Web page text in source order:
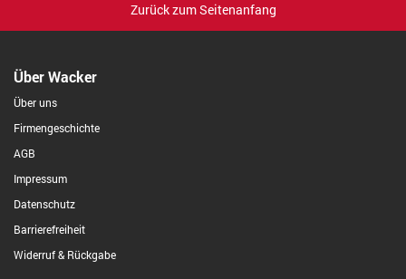
Zurück zum Seitenanfang
Über Wacker
Über uns
Firmengeschichte
AGB
Impressum
Datenschutz
Barrierefreiheit
Widerruf & Rückgabe